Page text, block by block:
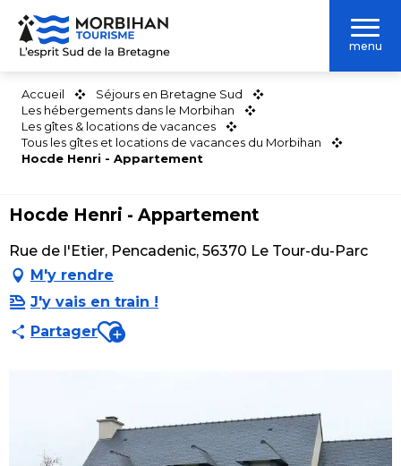
Aller
contenu
menu
Accueil
Séjours en Bretagne Sud
Les hébergements dans le Morbihan
Les gîtes & locations de vacances
Tous les gîtes et locations de vacances du Morbihan
Hocde Henri - Appartement
Hocde Henri - Appartement
Rue de l'Etier, Pencadenic, 56370 Le Tour-du-Parc
M'y rendre
J'y vais en train !
PartagerAjouter aux favoris